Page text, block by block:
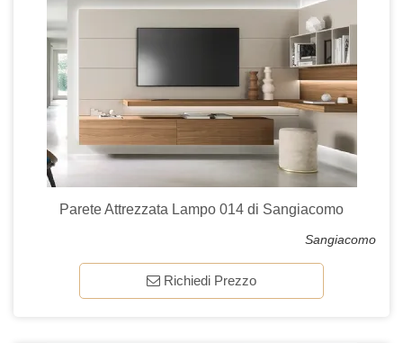
Parete Attrezzata Lampo 014 di Sangiacomo
Sangiacomo
Richiedi Prezzo